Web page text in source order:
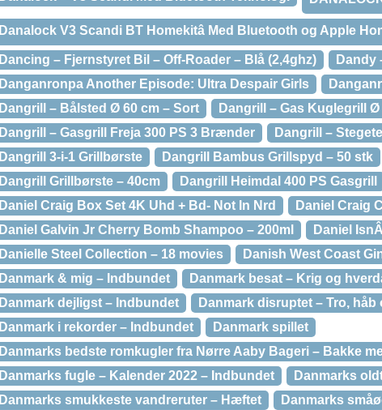
Danalock V3 Scandi BT Homekitâ Med Bluetooth og Apple
Dancing – Fjernstyret Bil – Off-Roader – Blå (2,4ghz)
Dandy
Danganronpa Another Episode: Ultra Despair Girls
Dangrill – Bålsted Ø 60 cm – Sort
Dangrill – Gas Kuglegrill Ø
Dangrill – Gasgrill Freja 300 PS 3 Brænder
Dangrill –
Dangrill 3-i-1 Grillbørste
Dangrill Bambus Grillspyd – 50 stk
Dangrill Grillbørste – 40cm
Dangrill Heimdal 400 PS Gasgrill
Daniel Craig Box Set 4K Uhd + Bd- Not In Nrd
Daniel Craig
Daniel Galvin Jr Cherry Bomb Shampoo – 200ml
Daniel
Danielle Steel Collection – 18 movies
Danish West Coast
Danmark & mig – Indbundet
Danmark besat – Krig og
Danmark dejligst – Indbundet
Danmark disruptet – Tro,
Danmark i rekorder – Indbundet
Danmark spillet
Danmarks bedste romkugler fra Nørre Aaby Bageri – Bakke
Danmarks fugle – Kalender 2022 – Indbundet
Danmarks
Danmarks smukkeste vandreruter – Hæftet
Danmarks